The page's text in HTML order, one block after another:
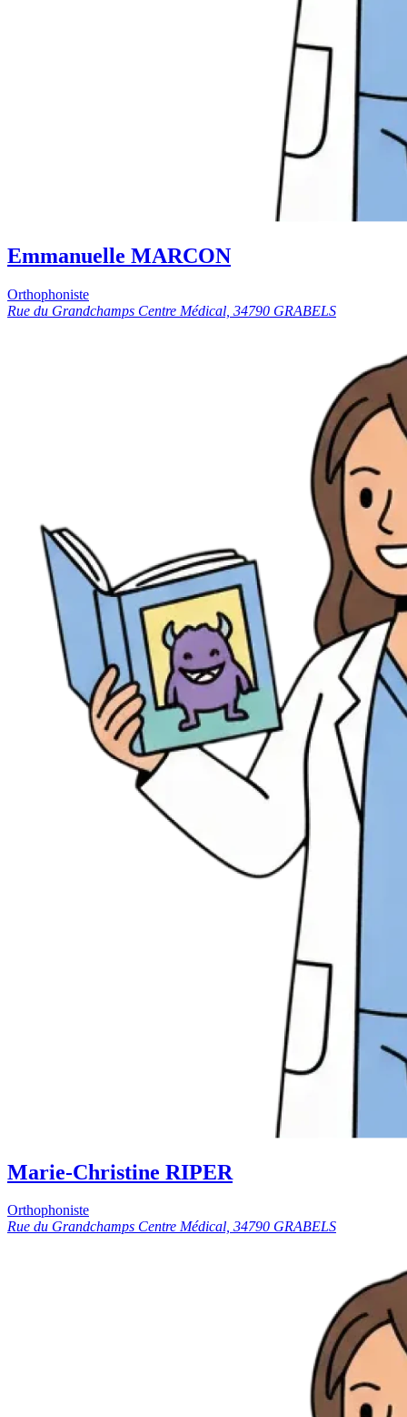
Emmanuelle MARCON
Orthophoniste
Rue du Grandchamps Centre Médical, 34790 GRABELS
Marie-Christine RIPER
Orthophoniste
Rue du Grandchamps Centre Médical, 34790 GRABELS